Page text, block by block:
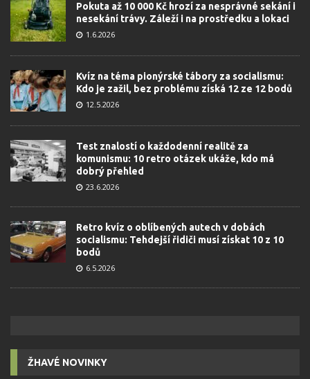
Pokuta až 10 000 Kč hrozí za nesprávné sekání i
nesekání trávy. Záleží i na prostředku a lokaci
1.6.2026
Kvíz na téma pionýrské tábory za socialismu:
Kdo je zažil, bez problému získá 12 ze 12 bodů
12.5.2026
Test znalostí o každodenní realitě za
komunismu: 10 retro otázek ukáže, kdo má
dobrý přehled
23.6.2026
Retro kvíz o oblíbených autech v dobách
socialismu: Tehdejší řidiči musí získat 10 z 10
bodů
6.5.2026
ŽHAVÉ NOVINKY